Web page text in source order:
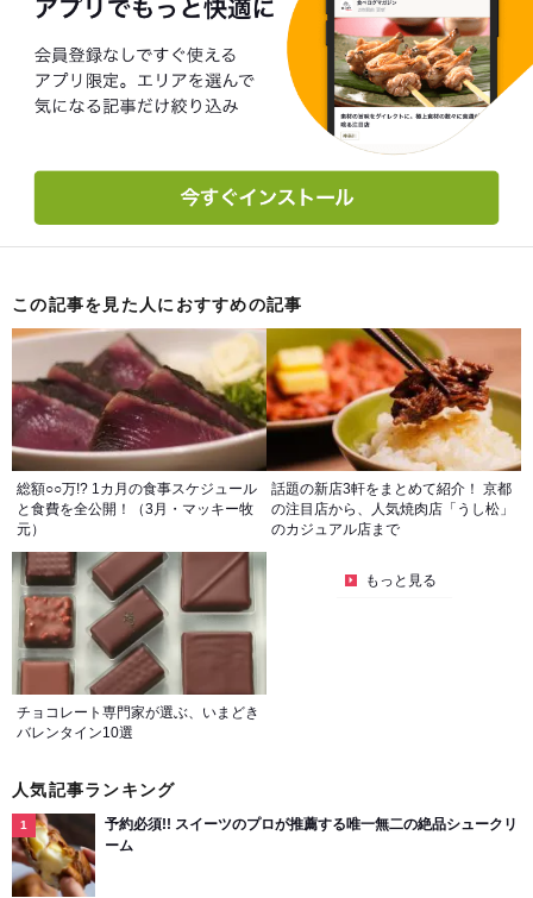
この記事を見た人におすすめの記事
総額○○万!? 1カ月の食事スケジュール
と食費を全公開！（3月・マッキー牧
元）
話題の新店3軒をまとめて紹介！ 京都
の注目店から、人気焼肉店「うし松」
のカジュアル店まで
チョコレート専門家が選ぶ、いまどき
バレンタイン10選
もっと見る
人気記事ランキング
予約必須!! スイーツのプロが推薦する唯一無二の絶品シュークリ
ーム